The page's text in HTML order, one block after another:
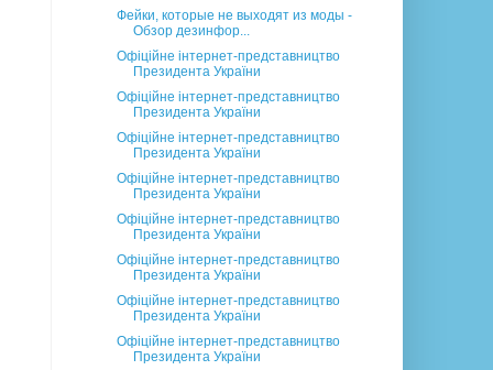
Фейки, которые не выходят из моды -
Обзор дезинфор...
Офіційне інтернет-представництво
Президента України
Офіційне інтернет-представництво
Президента України
Офіційне інтернет-представництво
Президента України
Офіційне інтернет-представництво
Президента України
Офіційне інтернет-представництво
Президента України
Офіційне інтернет-представництво
Президента України
Офіційне інтернет-представництво
Президента України
Офіційне інтернет-представництво
Президента України